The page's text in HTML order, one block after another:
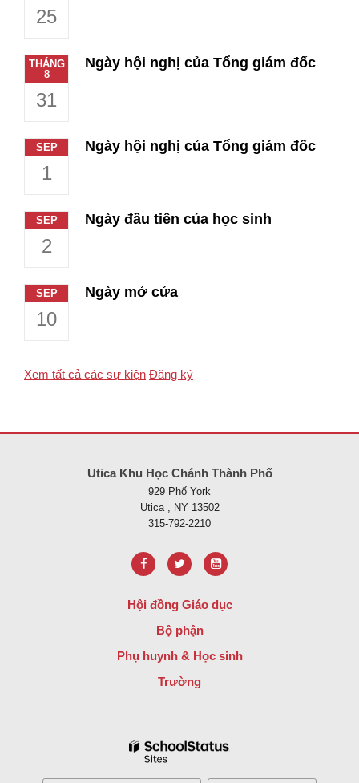
25
THÁNG
8
31
Ngày hội nghị của Tổng giám đốc
SEP
1
Ngày hội nghị của Tổng giám đốc
SEP
2
Ngày đầu tiên của học sinh
SEP
10
Ngày mở cửa
Xem tất cả các sự kiện Đăng ký
Utica Khu Học Chánh Thành Phố
929 Phố York
Utica , NY 13502
315-792-2210
Hội đồng Giáo dục
Bộ phận
Phụ huynh & Học sinh
Trường